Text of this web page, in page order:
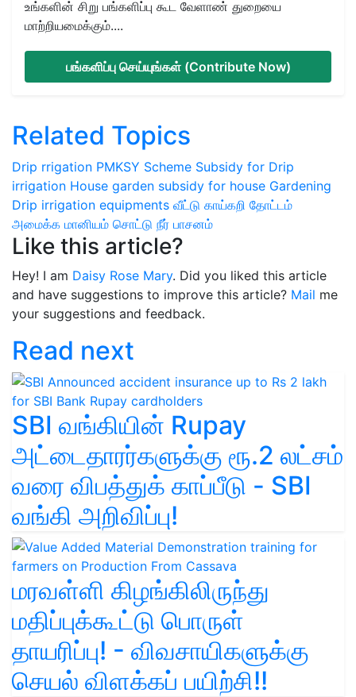
உங்களின் சிறு பங்களிப்பு கூட வேளாண் துறையை
மாற்றியமைக்கும்....
பங்களிப்பு செய்யுங்கள் (Contribute Now)
Related Topics
Drip rrigation PMKSY Scheme Subsidy for Drip
irrigation House garden subsidy for house Gardening
Drip irrigation equipments வீட்டு காய்கறி தோட்டம்
அமைக்க மானியம் சொட்டு நீர் பாசனம்
Like this article?
Hey! I am Daisy Rose Mary. Did you liked this article
and have suggestions to improve this article? Mail me
your suggestions and feedback.
Read next
SBI வங்கியின் Rupay
அட்டைதாரர்களுக்கு ரூ.2 லட்சம்
வரை விபத்துக் காப்பீடு - SBI
வங்கி அறிவிப்பு!
மரவள்ளி கிழங்கிலிருந்து
மதிப்புக்கூட்டு பொருள்
தாயரிப்பு! - விவசாயிகளுக்கு
செயல் விளக்கப் பயிற்சி!!